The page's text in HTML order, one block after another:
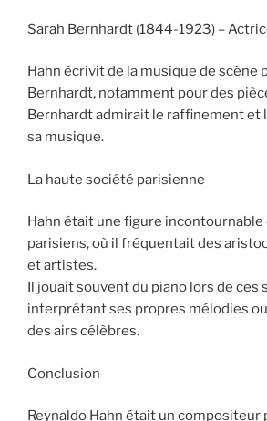
Sarah Bernhardt (1844-1923) –
Hahn écrivit de la musique de scène
Bernhardt, notamment pour des
Bernhardt admirait le raffinement et
sa musique.
La haute société parisienne
Hahn était une figure incontournable
parisiens, où il fréquentait des
et artistes.
Il jouait souvent du piano lors de ces
interprétant ses propres mélodies
des airs célèbres.
Conclusion
Reynaldo Hahn était un